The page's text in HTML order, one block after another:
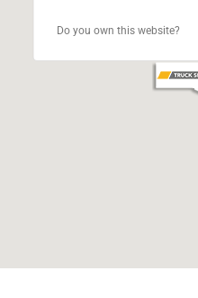
Do you own this website?